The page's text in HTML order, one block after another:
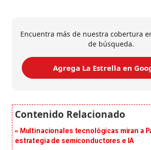
Encuentra más de nuestra cobertura
de búsqueda.
Agrega La Estrella en
Multinacionales tecnológicas miran a
estrategia de semiconductores e IA